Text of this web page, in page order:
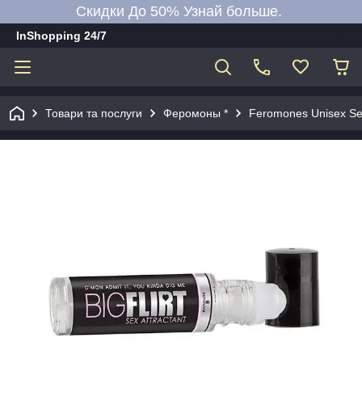
Скидки До 50% Узнай больше.
InShopping 24/7
Товари та послуги Феромоны * Feromones Unisex